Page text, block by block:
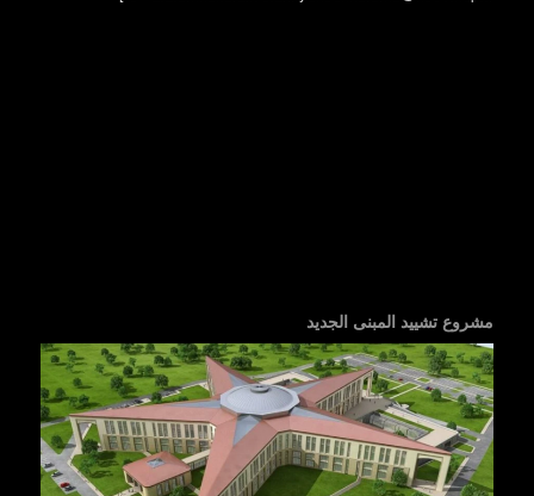
مشروع تشييد المبنى الجديد